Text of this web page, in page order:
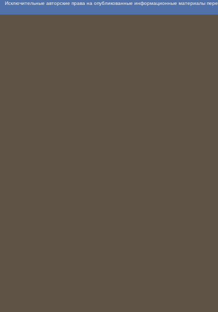
Исключительные авторские права на опубликованные информационные материалы